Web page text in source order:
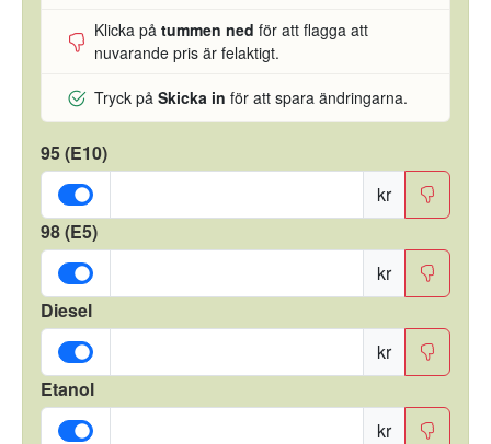
Klicka på tummen ned för att flagga att
nuvarande pris är felaktigt.
Tryck på Skicka in för att spara ändringarna.
95 (E10)
kr
98 (E5)
kr
Diesel
kr
Etanol
kr